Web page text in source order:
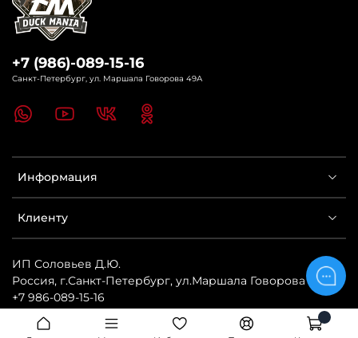
Информация
Клиенту
+7 (986)-089-15-16
Санкт-Петербург, ул. Маршала Говорова 49А
ИП Соловьев Д.Ю.
Россия, г.Санкт-Петербург, ул.Маршала Говорова 49А,
+7 986-089-15-16
https://www.northway.com.ru/